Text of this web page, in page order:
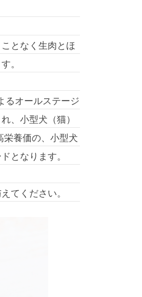
となく生肉とほ
。
るオールステージ
、小型犬（猫）
養価の、小型犬
となります。
てください。